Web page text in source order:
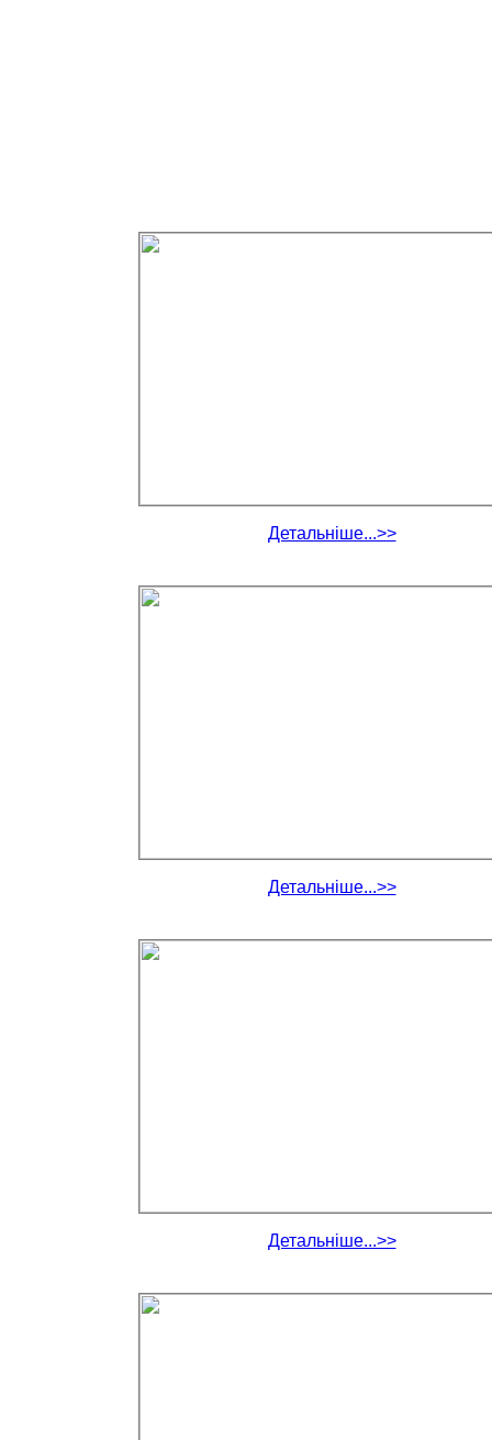
Детальніше...>>
Детальніше...>>
Детальніше...>>